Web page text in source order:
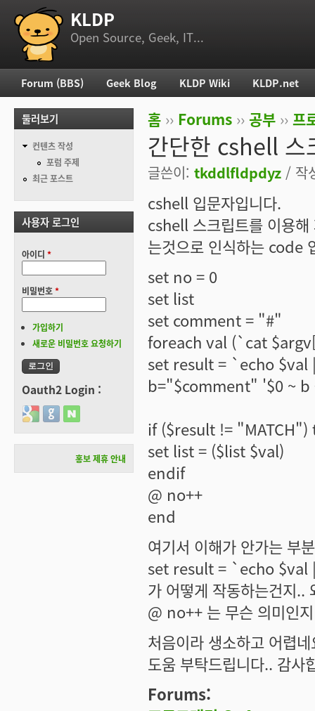
부 메뉴 KLDP
Open Source, Geek, IT...
현재 위치
홈 ›› Forums ›› 공부 ›› 프
간단한 cshell 스
글쓴이: tkddlfldpdyz / 작
cshell 입문자입니다.
cshell 스크립트를 이용
는것으로 인식하는 code
set no = 0
set list
set comment = "#"
foreach val (`cat
set result = `echo $val
b="$comment" '$0 ~
if ($result != "MATCH")
set list = ($list $val)
endif
@ no++
end
여기서 이해가 안가는 부
set result = `echo $val
가 어떻게 작동하는건지..
@ no++ 는 무슨 의미인
처음이라 생소하고 어렵
도움 부탁드립니다.. 감사
Forums:
주 메뉴
Forum (BBS) Geek Blog KLDP Wiki KLDP.net
둘러보기
컨텐츠 작성
포럼 주제
최근 포스트
사용자 로그인
아이디 *
비밀번호*
가입하기
새로운 비밀번호 요청하기
Oauth2 Login :
Login with Google
Login with GitHub
Login with Naver
홍보 제휴 안내